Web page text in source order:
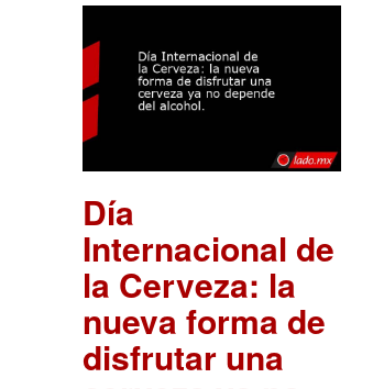
Día
Internacional de
la Cerveza: la
nueva forma de
disfrutar una